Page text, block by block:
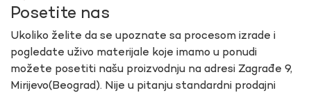
Posetite nas
Ukoliko želite da se upoznate sa procesom izrade i
pogledate uživo materijale koje imamo u ponudi
možete posetiti našu proizvodnju na adresi Zagrađe 9,
Mirijevo(Beograd). Nije u pitanju standardni prodajni